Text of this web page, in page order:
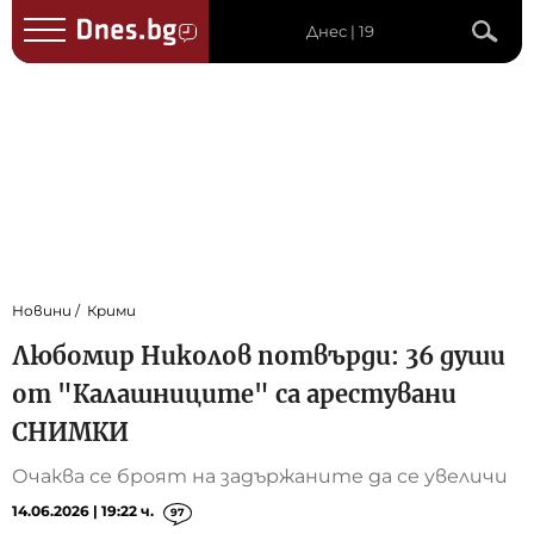
Днес | 19
Новини Крими
Любомир Николов потвърди: 36 души
от "Калашниците" са арестувани
СНИМКИ
Очаква се броят на задържаните да се увеличи
14.06.2026 | 19:22 ч. 97